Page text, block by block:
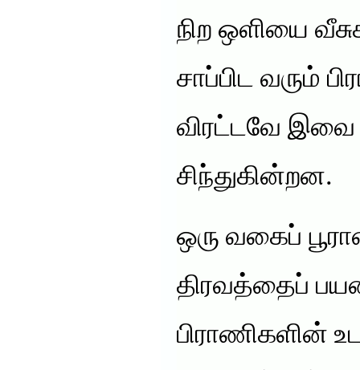
நிற ஒளியை
சாப்பிட வரும்
விரட்டவே இவை
சிந்துகின்றன.
ஒரு வகைப்
திரவத்தைப்
பிராணிகளின்